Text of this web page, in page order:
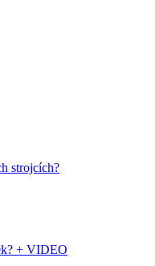
strojcích?
+ VIDEO